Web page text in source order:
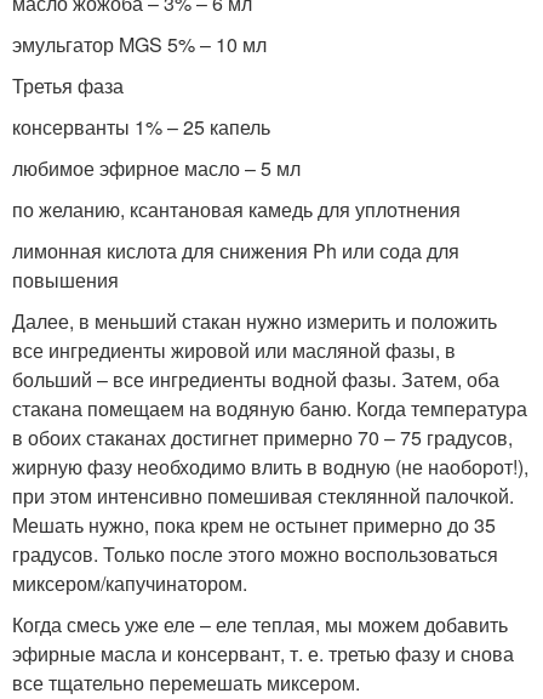
эмульгатор MGS 5% – 10 мл
Третья фаза
консерванты 1% – 25 капель
любимое эфирное масло – 5 мл
по желанию, ксантановая камедь для уплотнения
лимонная кислота для снижения Ph или сода для
повышения
Далее, в меньший стакан нужно измерить и положить
все ингредиенты жировой или масляной фазы, в
больший – все ингредиенты водной фазы. Затем, оба
стакана помещаем на водяную баню. Когда температура
в обоих стаканах достигнет примерно 70 – 75 градусов,
жирную фазу необходимо влить в водную (не наоборот!),
при этом интенсивно помешивая стеклянной палочкой.
Мешать нужно, пока крем не остынет примерно до 35
градусов. Только после этого можно воспользоваться
миксером/капучинатором.
Когда смесь уже еле – еле теплая, мы можем добавить
эфирные масла и консервант, т. е. третью фазу и снова
все тщательно перемешать миксером.